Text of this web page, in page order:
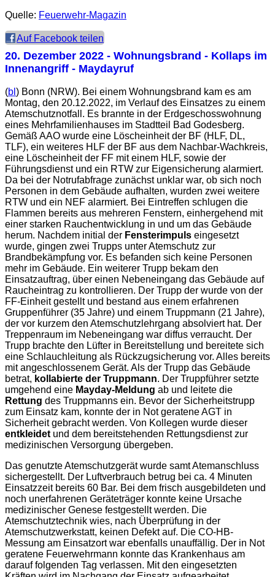
Quelle: Feuerwehr-Magazin
Auf Facebook teilen
20. Dezember 2022 - Wohnungsbrand - Kollaps im
Innenangriff - Maydayruf
(bl ) Bonn (NRW). Bei einem Wohnungsbrand kam es am
Montag, den 20.12.2022, im Verlauf des Einsatzes zu einem
Atemschutznotfall. Es brannte in der Erdgeschosswohnung
eines Mehrfamilienhauses im Stadtteil Bad Godesberg.
Gemäß AAO wurde eine Löscheinheit der BF (HLF, DL,
TLF), ein weiteres HLF der BF aus dem Nachbar-Wachkreis,
eine Löscheinheit der FF mit einem HLF, sowie der
Führungsdienst und ein RTW zur Eigensicherung alarmiert.
Da bei der Notrufabfrage zunächst unklar war, ob sich noch
Personen in dem Gebäude aufhalten, wurden zwei weitere
RTW und ein NEF alarmiert. Bei Eintreffen schlugen die
Flammen bereits aus mehreren Fenstern, einhergehend mit
einer starken Rauchentwicklung in und um das Gebäude
herum. Nachdem initial der Fensterimpuls eingesetzt
wurde, gingen zwei Trupps unter Atemschutz zur
Brandbekämpfung vor. Es befanden sich keine Personen
mehr im Gebäude. Ein weiterer Trupp bekam den
Einsatzauftrag, über einen Nebeneingang das Gebäude auf
Raucheintrag zu kontrollieren. Der Trupp der wurde von der
FF-Einheit gestellt und bestand aus einem erfahrenen
Gruppenführer (35 Jahre) und einem Truppmann (21 Jahre),
der vor kurzem den Atemschutzlehrgang absolviert hat. Der
Treppenraum im Nebeneingang war diffus verraucht. Der
Trupp brachte den Lüfter in Bereitstellung und bereitete sich
eine Schlauchleitung als Rückzugsicherung vor. Alles bereits
mit angeschlossenem Gerät. Als der Trupp das Gebäude
betrat, kollabierte der Truppmann. Der Truppführer setzte
umgehend eine Mayday-Meldung ab und leitete die
Rettung des Truppmanns ein. Bevor der Sicherheitstrupp
zum Einsatz kam, konnte der in Not geratene AGT in
Sicherheit gebracht werden. Von Kollegen wurde dieser
entkleidet und dem bereitstehenden Rettungsdienst zur
medizinischen Versorgung übergeben.
Das genutzte Atemschutzgerät wurde samt Atemanschluss
sichergestellt. Der Luftverbrauch betrug bei ca. 4 Minuten
Einsatzzeit bereits 60 Bar. Bei dem frisch ausgebildeten und
noch unerfahrenen Geräteträger konnte keine Ursache
medizinischer Genese festgestellt werden. Die
Atemschutztechnik wies, nach Überprüfung in der
Atemschutzwerkstatt, keinen Defekt auf. Die CO-HB-
Messung am Einsatzort war ebenfalls unauffällig. Der in Not
geratene Feuerwehrmann konnte das Krankenhaus am
darauf folgenden Tag verlassen. Mit den eingesetzten